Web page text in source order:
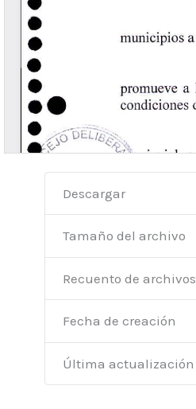
Descargar
Tamaño del archivo
Recuento de archivos
Fecha de creación
Última actualización